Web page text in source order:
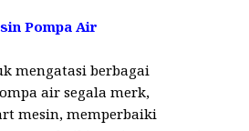
Pompa Air
mengatasi berbagai
air segala merk,
mesin, memperbaiki